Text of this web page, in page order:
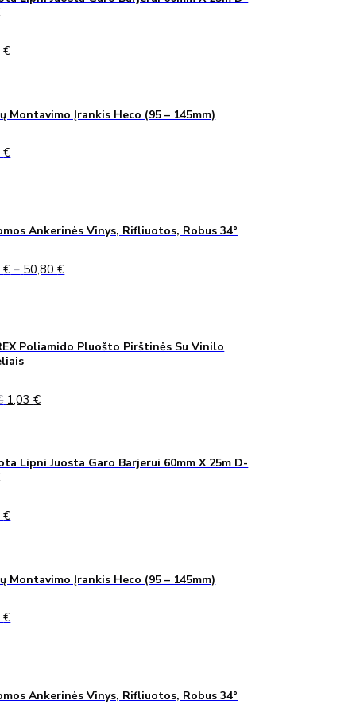
€
Montavimo Įrankis Heco (95 – 145mm)
€
Ankerinės Vinys, Rifliuotos, Robus 34°
€ – 50,80€Price
Poliamido Pluošto Pirštinės Su Vinilo
Original
1,03€Current
Lipni Juosta Garo Barjerui 60mm X 25m D-
€
Montavimo Įrankis Heco (95 – 145mm)
€
Ankerinės Vinys, Rifliuotos, Robus 34°